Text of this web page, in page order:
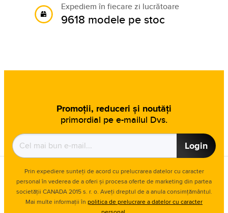
Expediem în fiecare zi lucrătoare
9618 modele pe stoc
Promoții, reduceri și noutăți
primordial pe e-mailul Dvs.
Login
Prin expediere sunteți de acord cu prelucrarea datelor cu caracter
personal în vederea de a oferi și procesa oferte de marketing din partea
societății CANADA 2015 s. r. o. Aveți dreptul de a anula consimțământul.
Mai multe informații în politica de prelucrare a datelor cu caracter